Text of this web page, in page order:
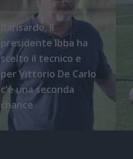
Barisardo, il
presidente Ibba ha
scelto il tecnico e
per Vittorio De Carlo
c'è una seconda
chance